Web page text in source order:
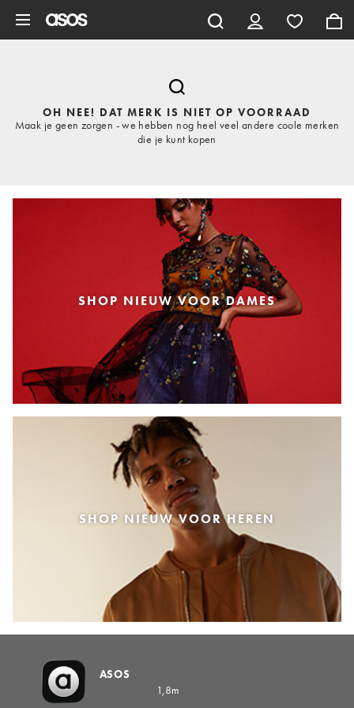
OH NEE! DAT MERK IS NIET OP VOORRAAD
Maak je geen zorgen - we hebben nog heel veel andere coole merken
die je kunt kopen
SHOP NIEUW VOOR DAMES
SHOP NIEUW VOOR HEREN
ASOS
1,8m